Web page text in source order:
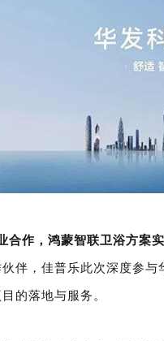
合作，鸿蒙智联卫浴方案
伴，佳普乐此次深度参与
的落地与服务。